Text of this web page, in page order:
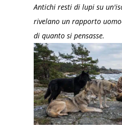
Antichi resti di lupi su
rivelano un rapporto
di quanto si pensasse.